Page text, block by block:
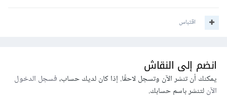
اقتباس
انضم إلى النقاش
يمكنك أن تنشر الآن وتسجل لاحقًا. إذا كان لديك حساب،فسجل الدخول
الآنلتنشر باسم حسابك.